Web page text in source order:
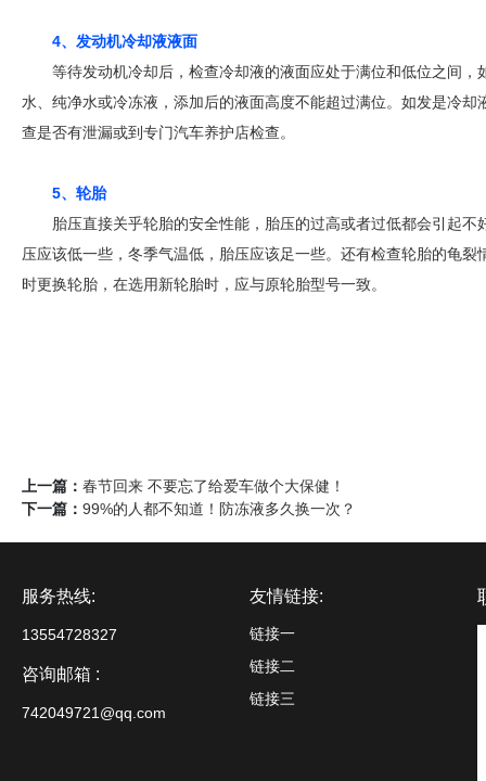
4、发动机冷却液液面
等待发动机冷却后，检查冷却液的液面应处于满位和低位之间，
水、纯净水或冷冻液，添加后的液面高度不能超过满位。如发是冷却
查是否有泄漏或到专门汽车养护店检查。
5、轮胎
胎压直接关乎轮胎的安全性能，胎压的过高或者过低都会引起不
压应该低一些，冬季气温低，胎压应该足一些。还有检查轮胎的龟裂
时更换轮胎，在选用新轮胎时，应与原轮胎型号一致。
上一篇： 春节回来 不要忘了给爱车做个大保健！
下一篇： 99%的人都不知道！防冻液多久换一次？
服务热线:
13554728327
咨询邮箱 :
742049721@qq.com
友情链接:
链接一
链接二
链接三